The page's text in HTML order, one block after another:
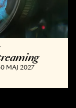
MAJ 2027